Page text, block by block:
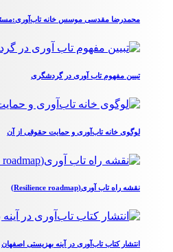
محمدرضا مقدسی موسس خانه
تبیین مفهوم تاب آوری در گردشگری
لوگوی خانه تاب‌آوری و حمایت حقوقی از آن
نقشه راه تاب آوری(Resilience roadmap)
انتشار کتاب تاب‌آوری در آینه بهزیستی اصفهان